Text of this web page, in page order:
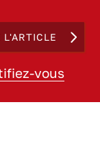
L'ARTICLE
vous